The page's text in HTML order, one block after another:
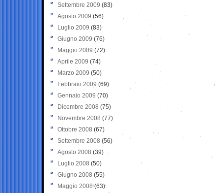
Settembre 2009 (83)
Agosto 2009 (56)
Luglio 2009 (83)
Giugno 2009 (76)
Maggio 2009 (72)
Aprile 2009 (74)
Marzo 2009 (50)
Febbraio 2009 (69)
Gennaio 2009 (70)
Dicembre 2008 (75)
Novembre 2008 (77)
Ottobre 2008 (67)
Settembre 2008 (56)
Agosto 2008 (39)
Luglio 2008 (50)
Giugno 2008 (55)
Maggio 2008(63)